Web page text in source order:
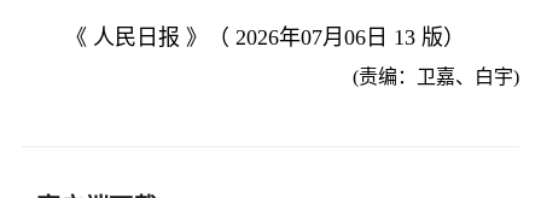
《 人民日报 》（ 2026年07月06日 13 版）
(责编：卫嘉、白宇)